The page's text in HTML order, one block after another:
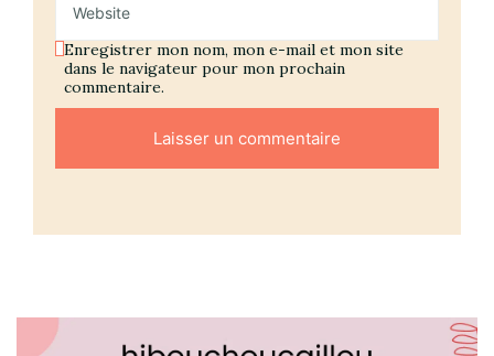
Enregistrer mon nom, mon e-mail et mon site
dans le navigateur pour mon prochain
commentaire.